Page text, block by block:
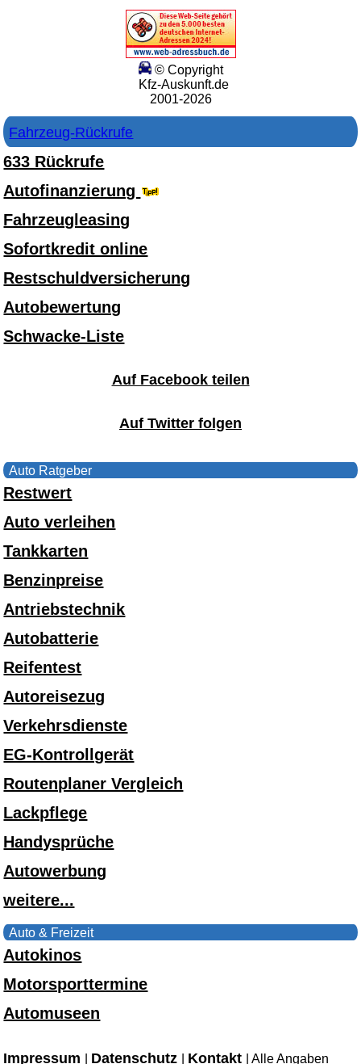
© Copyright
Kfz-Auskunft.de
2001-2026
Fahrzeug-Rückrufe
633 Rückrufe
Autofinanzierung
Fahrzeugleasing
Sofortkredit online
Restschuldversicherung
Autobewertung
Schwacke-Liste
Auf Facebook teilen
Auf Twitter folgen
Auto Ratgeber
Restwert
Auto verleihen
Tankkarten
Benzinpreise
Antriebstechnik
Autobatterie
Reifentest
Autoreisezug
Verkehrsdienste
EG-Kontrollgerät
Routenplaner Vergleich
Lackpflege
Handysprüche
Autowerbung
weitere...
Auto & Freizeit
Autokinos
Motorsporttermine
Automuseen
Impressum Datenschutz Kontakt | Alle Angaben